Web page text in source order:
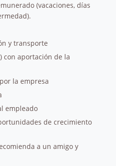
(vacaciones, días
y transporte
con aportación de la
la empresa
empleado
de crecimiento
a un amigo y